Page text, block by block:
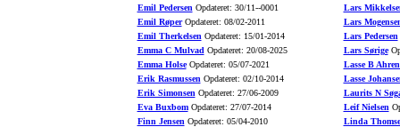
Emil Pedersen Opdateret: 30/11--0001
Emil RøperOpdateret: 08/02-2011
Emil Therkelsen Opdateret: 15/01-2014
Emma C Mulvad Opdateret: 20/08-2025
Emma HolseOpdateret: 05/07-2021
Erik Rasmussen Opdateret: 02/10-2014
Erik Simonsen Opdateret: 27/06-2009
Eva BuxbomOpdateret: 27/07-2014
Finn Jensen Opdateret: 05/04-2010
Lars
Lars
Lars Pedersen
Lars Sørige
Lasse B
Lasse
Laurits N
Leif Nielsen
Linda